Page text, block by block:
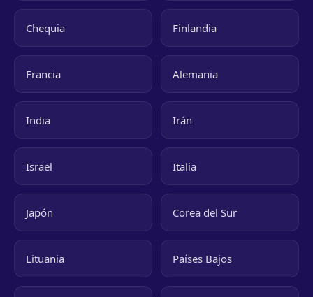
Chequia Finlandia
Francia Alemania
India Irán
Israel Italia
Japón Corea del Sur
Lituania Países Bajos